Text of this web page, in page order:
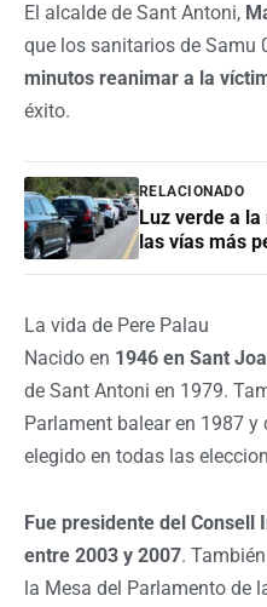
El alcalde de Sant Antoni,
que los sanitarios de Samu
minutos reanimar a la
éxito.
RELACIONADO
Luz verde a
las vías más
La vida de Pere Palau
Nacido en 1946 en Sant
de Sant Antoni en 1979.
Parlament balear en 1987
elegido en todas las
Fue presidente del Consell
entre 2003 y 2007.
la Mesa del Parlamento de